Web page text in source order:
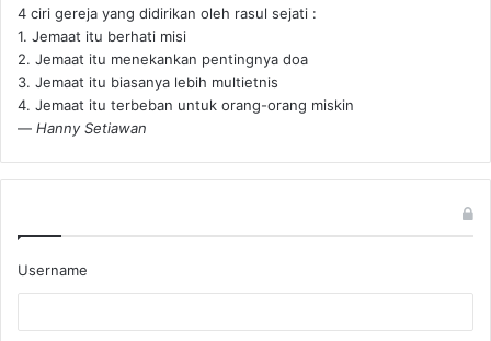
4 ciri gereja yang didirikan oleh rasul sejati :
1. Jemaat itu berhati misi
2. Jemaat itu menekankan pentingnya doa
3. Jemaat itu biasanya lebih multietnis
4. Jemaat itu terbeban untuk orang-orang miskin
— Hanny Setiawan
Username